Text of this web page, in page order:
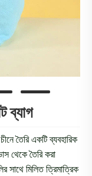
ব্যাগ
তৈরি একটি ব্যবহারিক
থেকে তৈরি করা
সাথে মিলিত ত্রিমাত্রিক